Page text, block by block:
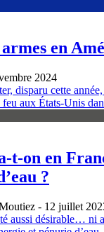
en
2024
disparu cette
aux États-Unis
t-on en
?
- 12 juillet
aussi désirable… ni